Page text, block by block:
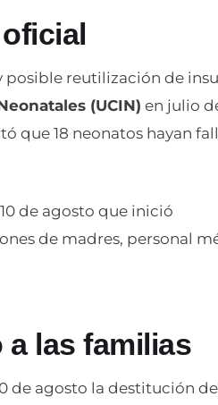
posible reutilización de
(UCIN) en julio
que 18 neonatos hayan
de agosto que inició
de madres, personal
a las familias
de agosto la destitución